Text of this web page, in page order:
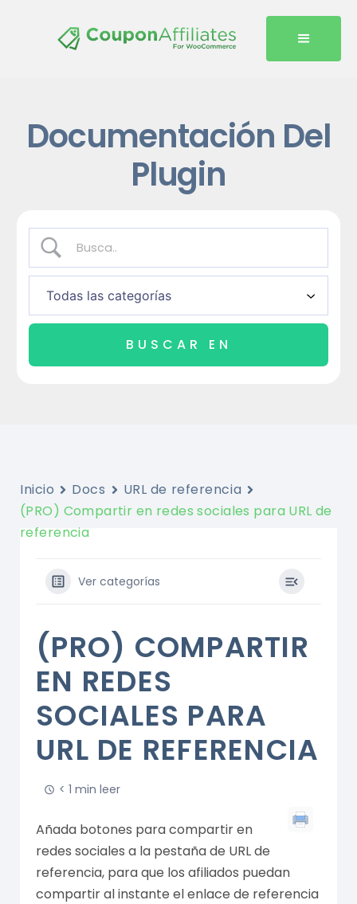
Documentación Del
Plugin
Inicio Docs
URL de referencia
(PRO) Compartir en redes sociales para URL de
referencia
Ver categorías
(PRO) COMPARTIR
EN REDES
SOCIALES PARA
URL DE REFERENCIA
< 1 min leer
Añada botones para compartir en
redes sociales a la pestaña de URL de
referencia, para que los afiliados puedan
compartir al instante el enlace de referencia